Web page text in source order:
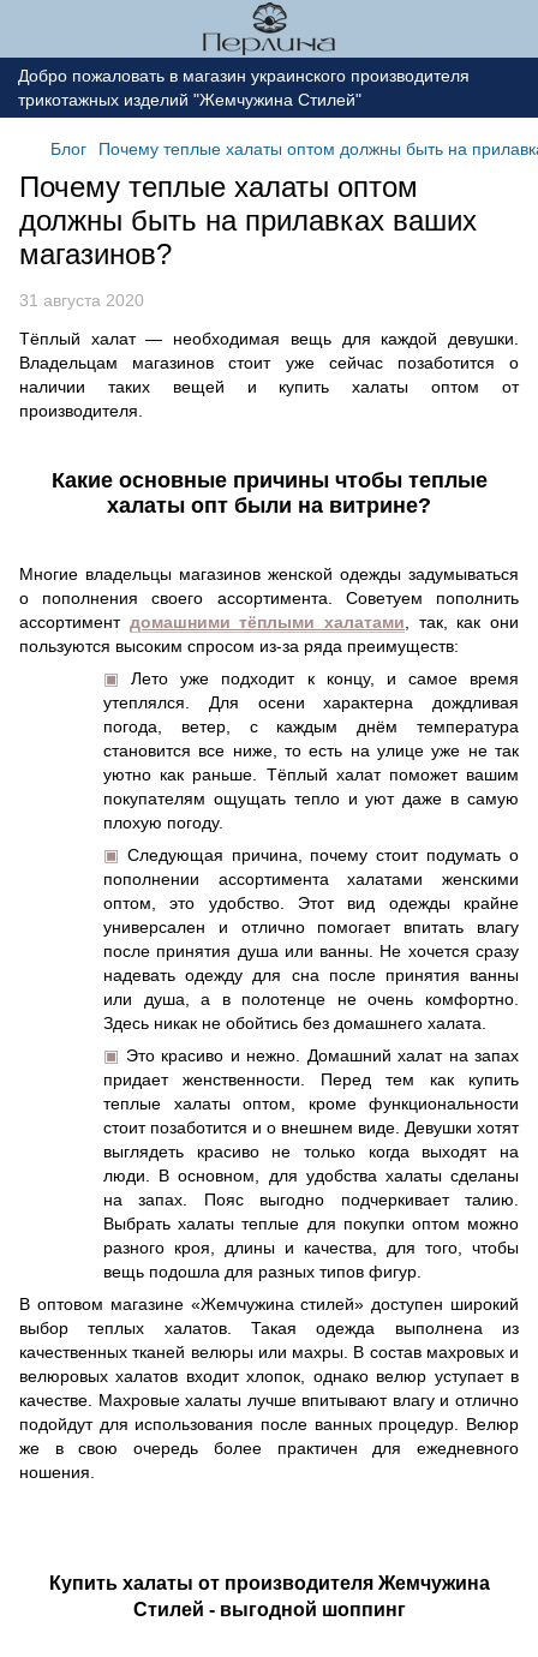
Добро пожаловать в магазин украинского производителя
трикотажных изделий "Жемчужина Стилей"
Блог Почему теплые халаты оптом должны быть на
Почему теплые халаты оптом
должны быть на прилавках ваших
магазинов?
31 августа 2020
Тёплый халат — необходимая вещь для каждой девушки.
Владельцам магазинов стоит уже сейчас позаботится о
наличии таких вещей и купить халаты оптом от
производителя.
Какие основные причины чтобы теплые
халаты опт были на витрине?
Многие владельцы магазинов женской одежды задумываться
о пополнения своего ассортимента. Советуем пополнить
ассортимент домашними тёплыми халатами , так, как они
пользуются высоким спросом из-за ряда преимуществ:
▣ Лето уже подходит к концу, и самое время
утеплялся. Для осени характерна дождливая
погода, ветер, с каждым днём температура
становится все ниже, то есть на улице уже не так
уютно как раньше. Тёплый халат поможет вашим
покупателям ощущать тепло и уют даже в самую
плохую погоду.
▣ Следующая причина, почему стоит подумать о
пополнении ассортимента халатами женскими
оптом, это удобство. Этот вид одежды крайне
универсален и отлично помогает впитать влагу
после принятия душа или ванны. Не хочется сразу
надевать одежду для сна после принятия ванны
или душа, а в полотенце не очень комфортно.
Здесь никак не обойтись без домашнего халата.
▣ Это красиво и нежно. Домашний халат на запах
придает женственности. Перед тем как купить
теплые халаты оптом, кроме функциональности
стоит позаботится и о внешнем виде. Девушки хотят
выглядеть красиво не только когда выходят на
люди. В основном, для удобства халаты сделаны
на запах. Пояс выгодно подчеркивает талию.
Выбрать халаты теплые для покупки оптом можно
разного кроя, длины и качества, для того, чтобы
вещь подошла для разных типов фигур.
В оптовом магазине «Жемчужина стилей» доступен широкий
выбор теплых халатов. Такая одежда выполнена из
качественных тканей велюры или махры. В состав махровых и
велюровых халатов входит хлопок, однако велюр уступает в
качестве. Махровые халаты лучше впитывают влагу и отлично
подойдут для использования после ванных процедур. Велюр
же в свою очередь более практичен для ежедневного
ношения.
Купить халаты от производителя Жемчужина
Стилей - выгодной шоппинг